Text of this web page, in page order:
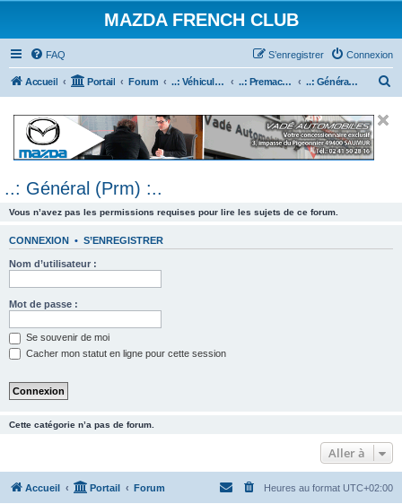
MAZDA FRENCH CLUB
FAQ Connexion
S’enregistrer
Accueil Portail Forum ..: Véhicules Mazda ancien (<2003) :.. ..: Premacy :.. ..: Général (Prm) :..
e
..: Général (Prm) :..
Vous n’avez pas les permissions requises pour lire les sujets de ce forum.
CONNEXION • S’ENREGISTRER
Nom d’utilisateur :
Mot de passe :
Se souvenir de moi
Cacher mon statut en ligne pour cette session
Cette catégorie n’a pas de forum.
Aller à
Accueil Portail Forum Heures au format UTC+02:00